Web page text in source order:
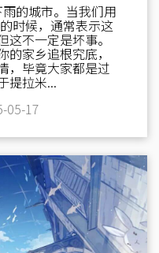
的城市。当我们用
时候，通常表示这
不一定是坏事。
家乡追根究底，
，毕竟大家都是过
提拉米...
05-17